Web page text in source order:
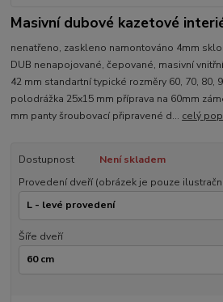
Masivní dubové kazetové
nenatřeno, zaskleno namontováno 4mm
DUB nenapojované, čepované, masivní
42 mm standartní typické rozměry 60, 70, 80,
polodrážka 25x15 mm příprava na 60mm
mm panty šroubovací připravené d... celý
Dostupnost
Není skladem
Provedení dveří (obrázek je pouze
Šíře dveří